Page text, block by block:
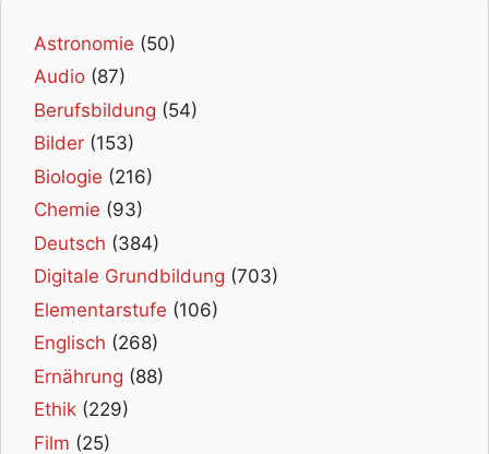
Astronomie (50)
Audio (87)
Berufsbildung (54)
Bilder (153)
Biologie (216)
Chemie (93)
Deutsch (384)
Digitale Grundbildung (703)
Elementarstufe (106)
Englisch (268)
Ernährung (88)
Ethik (229)
Film (25)